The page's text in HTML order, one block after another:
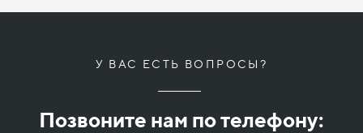
У ВАС ЕСТЬ ВОПРОСЫ?
Позвоните нам по телефону: